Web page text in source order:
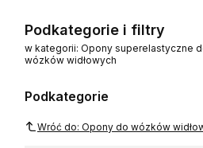
Podkategorie i filtry
w kategorii: Opony superelastyczne
wózków widłowych
Podkategorie
Wróć do: Opony do wózków